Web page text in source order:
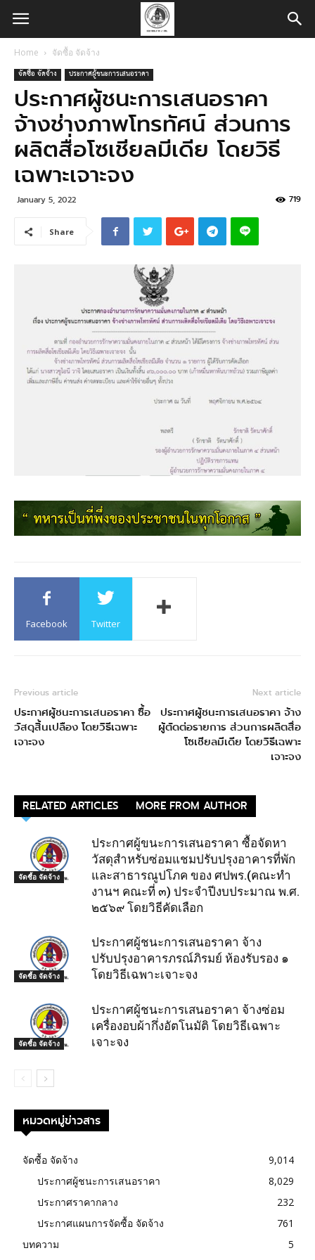
Home จัดซื้อ จัดจ้าง
จัดซื้อ จัดจ้าง ประกาศผู้ชนะการเสนอราคา
ประกาศผู้ชนะการเสนอราคา
จ้างช่างภาพโทรทัศน์ ส่วนการ
ผลิตสื่อโซเชียลมีเดีย โดยวิธี
เฉพาะเจาะจง
January 5, 2022 719
Share
Facebook Twitter
Previous article
ประกาศผู้ชนะการเสนอราคา ซื้อ
วัสดุสิ้นเปลือง โดยวิธีเฉพาะ
เจาะจง
Next article
ประกาศผู้ชนะการเสนอราคา จ้าง
ผู้ตัดต่อรายการ ส่วนการผลิตสื่อ
โซเชียลมีเดีย โดยวิธีเฉพาะ
เจาะจง
RELATED ARTICLES MORE FROM AUTHOR
จัดซื้อ จัดจ้าง
ประกาศผู้ขนะการเสนอราคา ซื้อจัดหา
วัสดุสำหรับซ่อมแชมปรับปรุงอาคารที่พัก
และสาธารณูปโภค ของ ศปพร.(คณะทำ
งานฯ คณะที่ ๓) ประจำปีงบประมาณ พ.ศ.
๒๕๖๙ โดยวิธีคัดเลือก
จัดซื้อ จัดจ้าง
ประกาศผู้ชนะการเสนอราคา จ้าง
ปรับปรุงอาคารภรณ์ภิรมย์ ห้องรับรอง ๑
โดยวิธีเฉพาะเจาะจง
จัดซื้อ จัดจ้าง
ประกาศผู้ชนะการเสนอราคา จ้างซ่อม
เครื่องอบผ้ากึ่งอัตโนมัติ โดยวิธีเฉพาะ
เจาะจง
หมวดหมู่ข่าวสาร
จัดซื้อ จัดจ้าง
9,014
ประกาศผู้ชนะการเสนอราคา
8,029
ประกาศราคากลาง
232
ประกาศแผนการจัดซื้อ จัดจ้าง
761
บทความ
5